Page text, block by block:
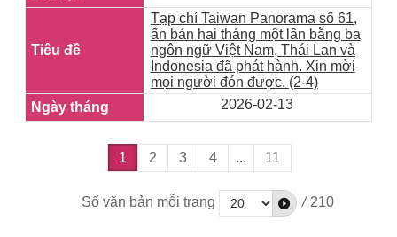
Tạp chí Taiwan Panorama số 61,
ấn bản hai tháng một lần bằng ba
ngôn ngữ Việt Nam, Thái Lan và
Indonesia đã phát hành. Xin mời
mọi người đón được. (2-4)
2026-02-13
1 2 3 4 ... 11
Số văn bản mỗi trang / 210